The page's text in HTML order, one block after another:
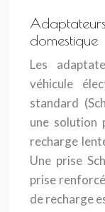
domestique
Les
véhicule
standard
une solution
recharge
Une prise
prise
de recharge